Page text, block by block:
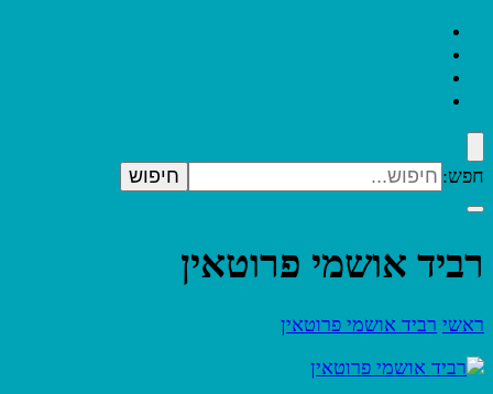
חפש:
רביד אושמי פרוטאין
ראשי רביד אושמי פרוטאין